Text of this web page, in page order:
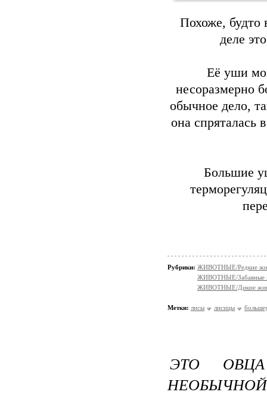
Похоже, будто
деле
Её уши
несоразмерно
обычное дело,
она спряталась
Большие
Рубрики: ЖИВОТНЫЕ/Редкие
ЖИВОТНЫЕ/Забавные
ЖИВОТНЫЕ/Дикие
Метки: лисы лисицы
ЭТО
НЕОБЫЧНОЙ